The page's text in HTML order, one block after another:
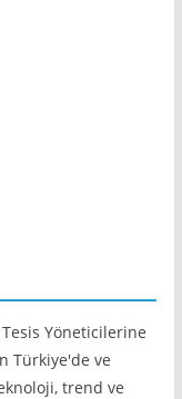
Yöneticilerine
Türkiye'de ve
trend ve